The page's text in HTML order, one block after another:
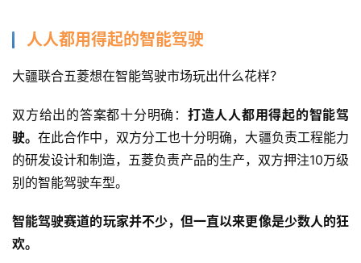
首
页
人人都用得起的智能驾驶
大疆联合五菱想在智能驾驶市场玩出什么花样？
双方给出的答案都十分明确： 打造人人都用得起的智能驾
驶。在此合作中，双方分工也十分明确，大疆负责工程能力
的研发设计和制造，五菱负责产品的生产，双方押注10万级
别的智能驾驶车型。
智能驾驶赛道的玩家并不少，但一直以来更像是少数人的狂
欢。